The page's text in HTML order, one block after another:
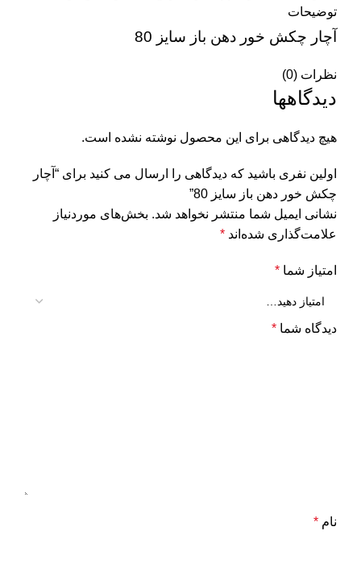
توضیحات
آچار چکش خور دهن باز سایز 80
نظرات (0)
دیدگاهها
هیچ دیدگاهی برای این محصول نوشته نشده است.
اولین نفری باشید که دیدگاهی را ارسال می کنید برای “آچار
چکش خور دهن باز سایز 80”
نشانی ایمیل شما منتشر نخواهد شد. بخش‌های موردنیاز
علامت‌گذاری شده‌اند *
امتیاز شما *
دیدگاه شما *
نام *